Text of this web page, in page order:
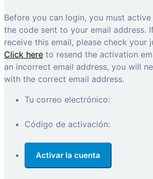
Before you can login, you must
the code sent to your email address.
receive this email, please check your
Click here to resend the activation
an incorrect email address, you will
with the correct email address.
Tu correo electrónico:
Código de activación: